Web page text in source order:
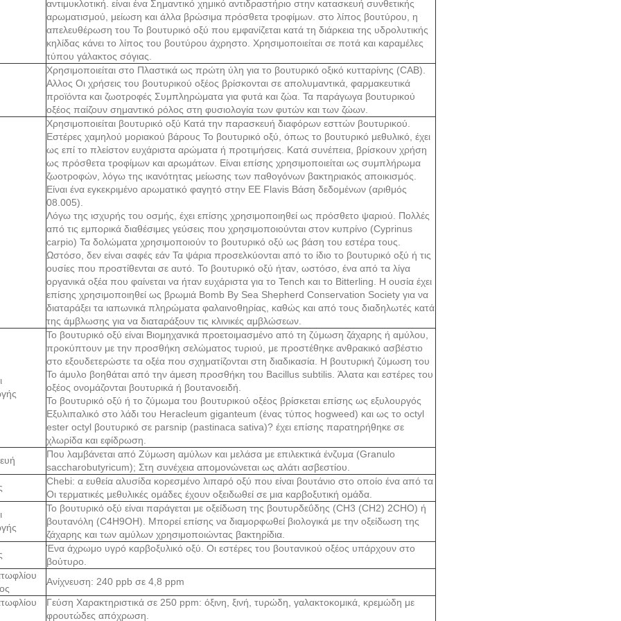
αντιμυκλοτική. είναι ένα Σημαντικό χημικό αντιδραστήριο στην κατασκευή συνθετικής
αρωματισμού, μείωση και άλλα βρώσιμα πρόσθετα τροφίμων. στο λίπος βουτύρου, η
απελευθέρωση του Το βουτυρικό οξύ που εμφανίζεται κατά τη διάρκεια της υδρολυτικής
κηλίδας κάνει το λίπος του βουτύρου άχρηστο. Χρησιμοποιείται σε ποτά και καραμέλες
τύπου γάλακτος σόγιας.
Χρησιμοποιείται στο Πλαστικά ως πρώτη ύλη για το βουτυρικό οξικό κυτταρίνης (CAB).
Αλλος Οι χρήσεις του βουτυρικού οξέος βρίσκονται σε απολυμαντικά, φαρμακευτικά
προϊόντα και ζωοτροφές Συμπληρώματα για φυτά και ζώα. Τα παράγωγα βουτυρικού
οξέος παίζουν σημαντικό ρόλος στη φυσιολογία των φυτών και των ζώων.
Χρησιμοποιείται βουτυρικό οξύ Κατά την παρασκευή διαφόρων εσττών βουτυρικού.
Εστέρες χαμηλού μοριακού βάρους Το βουτυρικό οξύ, όπως το βουτυρικό μεθυλικό, έχει
ως επί το πλείστον ευχάριστα αρώματα ή προτιμήσεις. Κατά συνέπεια, βρίσκουν χρήση
ως πρόσθετα τροφίμων και αρωμάτων. Είναι επίσης χρησιμοποιείται ως συμπλήρωμα
ζωοτροφών, λόγω της ικανότητας μείωσης των παθογόνων βακτηριακός αποικισμός.
Είναι ένα εγκεκριμένο αρωματικό φαγητό στην ΕΕ Flavis Βάση δεδομένων (αριθμός
08.005).
Λόγω της ισχυρής του οσμής, έχει επίσης χρησιμοποιηθεί ως πρόσθετο ψαριού. Πολλές
από τις εμπορικά διαθέσιμες γεύσεις που χρησιμοποιούνται στον κυπρίνο (Cyprinus
carpio) Τα δολώματα χρησιμοποιούν το βουτυρικό οξύ ως βάση του εστέρα τους.
Ωστόσο, δεν είναι σαφές εάν Τα ψάρια προσελκύονται από το ίδιο το βουτυρικό οξύ ή τις
ουσίες που προστίθενται σε αυτό. Το βουτυρικό οξύ ήταν, ωστόσο, ένα από τα λίγα
οργανικά οξέα που φαίνεται να ήταν ευχάριστα για το Tench και το Bitterling. Η ουσία έχει
επίσης χρησιμοποιηθεί ως βρωμιά Bomb By Sea Shepherd Conservation Society για να
διαταράξει τα ιαπωνικά πληρώματα φαλαινοθηρίας, καθώς και από τους διαδηλωτές κατά
της άμβλωσης για να διαταράξουν τις κλινικές αμβλώσεων.
Το βουτυρικό οξύ είναι Βιομηχανικά προετοιμασμένο από τη ζύμωση ζάχαρης ή αμύλου,
προκύπτουν με την προσθήκη σελώματος τυριού, με προστέθηκε ανθρακικό ασβέστιο
στο εξουδετερώστε τα οξέα που σχηματίζονται στη διαδικασία. Η βουτυρική ζύμωση του
Το άμυλο βοηθάται από την άμεση προσθήκη του Bacillus subtilis. Άλατα και εστέρες του
οξέος ονομάζονται βουτυρικά ή βουτανοειδή.
Το βουτυρικό οξύ ή το ζύμωμα του βουτυρικού οξέος βρίσκεται επίσης ως εξυλουργός
Εξυλιπαλικό στο λάδι του Heracleum giganteum (ένας τύπος hogweed) και ως το octyl
ester octyl βουτυρικό σε parsnip (pastinaca sativa)? έχει επίσης παρατηρήθηκε σε
χλωρίδα και εφίδρωση.
Που λαμβάνεται από Ζύμωση αμύλων και μελάσα με επιλεκτικά ένζυμα (Granulo
saccharobutyricum); Στη συνέχεια απομονώνεται ως αλάτι ασβεστίου.
Chebi: α ευθεία αλυσίδα κορεσμένο λιπαρό οξύ που είναι βουτάνιο στο οποίο ένα από τα
Οι τερματικές μεθυλικές ομάδες έχουν οξειδωθεί σε μια καρβοξυτική ομάδα.
Το βουτυρικό οξύ είναι παράγεται με οξείδωση της βουτυρδεΰδης (CH3 (CH2) 2CHO) ή
βουτανόλη (C4H9OH). Μπορεί επίσης να διαμορφωθεί βιολογικά με την οξείδωση της
ζάχαρης και των αμύλων χρησιμοποιώντας βακτηρίδια.
Ένα άχρωμο υγρό καρβοξυλικό οξύ. Οι εστέρες του βουτανικού οξέος υπάρχουν στο
βούτυρο.
Ανίχνευση: 240 ppb σε 4,8 ppm
Γεύση Χαρακτηριστικά σε 250 ppm: όξινη, ξινή, τυρώδη, γαλακτοκομικά, κρεμώδη με
φρουτώδες απόχρωση.